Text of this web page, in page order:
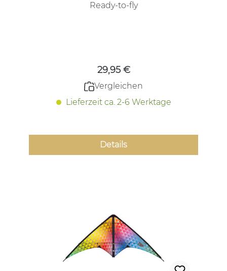
Ready-to-fly
29,95 €
Vergleichen
Lieferzeit ca. 2-6 Werktage
Details